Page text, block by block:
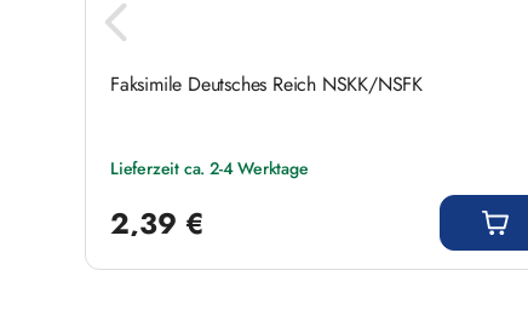
Faksimile Deutsches Reich NSKK/NSFK
Lieferzeit ca. 2-4 Werktage
2,39 €